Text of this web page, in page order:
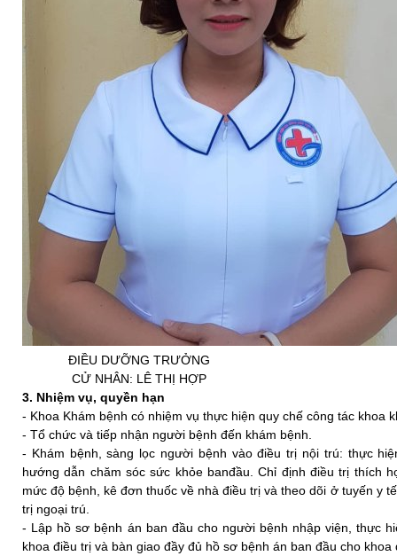
ĐIỀU DƯỠNG TRƯỞNG
CỬ NHÂN: LÊ THỊ HỢP
3. Nhiệm vụ, quyền hạn
- Khoa Khám bệnh có nhiệm vụ thực hiện quy chế công tác khoa
- Tổ chức và tiếp nhận người bệnh đến khám bệnh.
- Khám bệnh, sàng lọc người bệnh vào điều trị nội trú: thực
hướng dẫn chăm sóc sức khỏe banđầu. Chỉ định điều trị thích
mức độ bệnh, kê đơn thuốc về nhà điều trị và theo dõi ở tuyến y
trị ngoại trú.
- Lập hồ sơ bệnh án ban đầu cho người bệnh nhập viện, thực
khoa điều trị và bàn giao đầy đủ hồ sơ bệnh án ban đầu cho khoa